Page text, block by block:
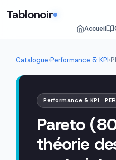
Tablonoir
Accueil
Catalogue›Performance & KPI›
Performance & KPI ·
Pareto
théorie